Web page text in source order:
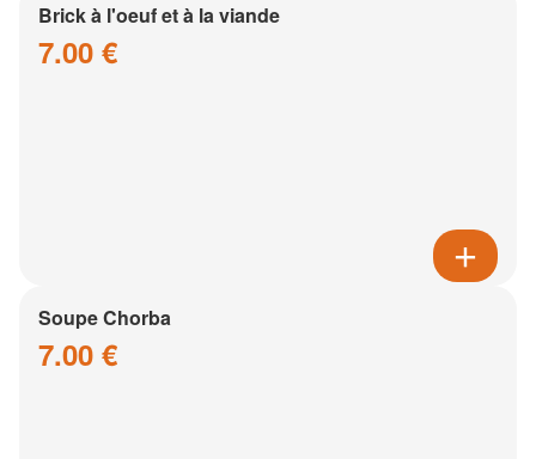
Brick à l'oeuf et à la viande
7.00 €
Soupe Chorba
7.00 €